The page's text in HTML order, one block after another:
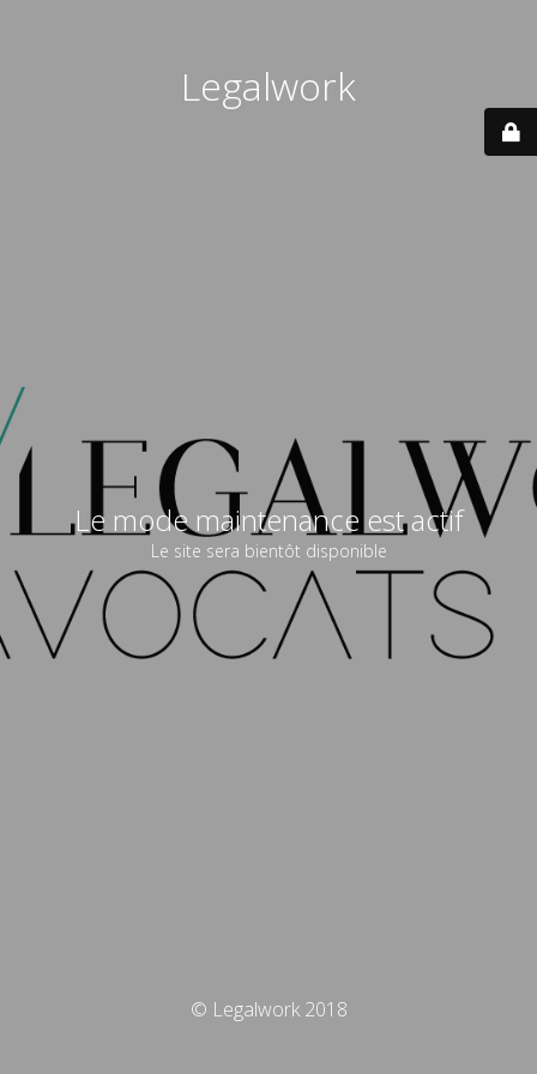
Legalwork
Le mode maintenance est actif
Le site sera bientôt disponible
© Legalwork 2018